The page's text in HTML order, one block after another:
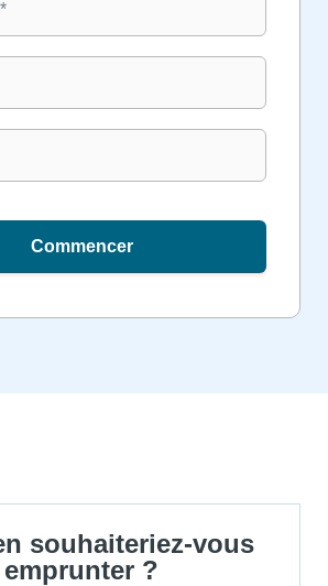
Commencer
souhaiteriez-vous
emprunter ?